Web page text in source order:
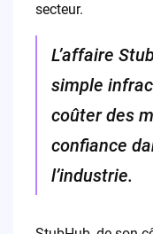
secteur.
L’affaire
simple
coûter des
confiance
l’industrie.